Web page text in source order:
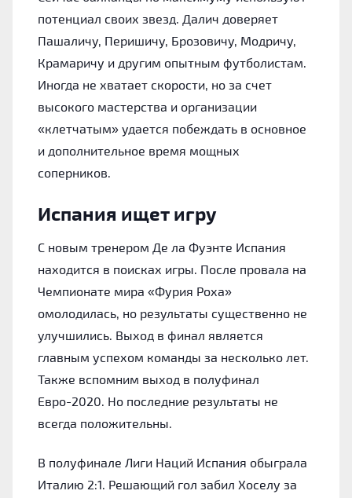
потенциал своих звезд. Далич доверяет
Пашаличу, Перишичу, Брозовичу, Модричу,
Крамаричу и другим опытным футболистам.
Иногда не хватает скорости, но за счет
высокого мастерства и организации
«клетчатым» удается побеждать в основное
и дополнительное время мощных
соперников.
Испания ищет игру
С новым тренером Де ла Фуэнте Испания
находится в поисках игры. После провала на
Чемпионате мира «Фурия Роха»
омолодилась, но результаты существенно не
улучшились. Выход в финал является
главным успехом команды за несколько лет.
Также вспомним выход в полуфинал
Евро-2020. Но последние результаты не
всегда положительны.
В полуфинале Лиги Наций Испания обыграла
Италию 2:1. Решающий гол забил Хоселу за